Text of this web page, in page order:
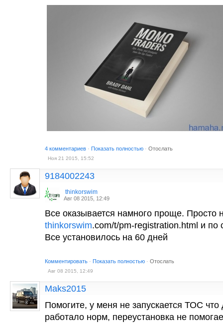
4 комментариев · Показать полностью · Отослать
Ноя 21 2015, 15:52
9184002243
thinkorswim
Авг 08 2015, 12:49
Все оказывается намного проще. Просто
thinkorswim.com/t/pm-registration.html и по
Все установилось на 60 дней
Комментировать · Показать полностью · Отослать
Авг 08 2015, 12:49
Maks2015
Помогите, у меня не запускается ТОС что
работало норм, переустановка не